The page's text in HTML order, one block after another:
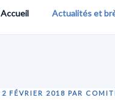
Accueil Actualités et
PUBLIÉ
2 FÉVRIER 2018 PAR